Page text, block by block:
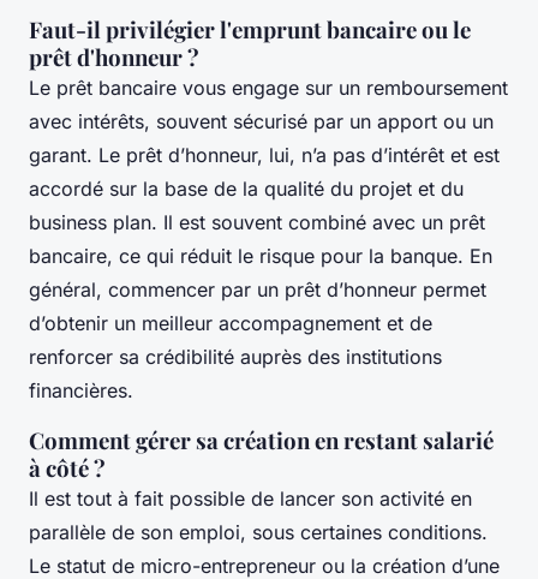
Faut-il privilégier l'emprunt bancaire ou le
prêt d'honneur ?
Le prêt bancaire vous engage sur un remboursement
avec intérêts, souvent sécurisé par un apport ou un
garant. Le prêt d’honneur, lui, n’a pas d’intérêt et est
accordé sur la base de la qualité du projet et du
business plan. Il est souvent combiné avec un prêt
bancaire, ce qui réduit le risque pour la banque. En
général, commencer par un prêt d’honneur permet
d’obtenir un meilleur accompagnement et de
renforcer sa crédibilité auprès des institutions
financières.
Comment gérer sa création en restant salarié
à côté ?
Il est tout à fait possible de lancer son activité en
parallèle de son emploi, sous certaines conditions.
Le statut de micro-entrepreneur ou la création d’une